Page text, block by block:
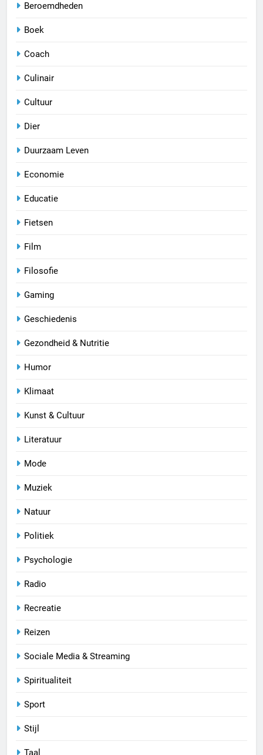
Beroemdheden
Boek
Coach
Culinair
Cultuur
Dier
Duurzaam Leven
Economie
Educatie
Fietsen
Film
Filosofie
Gaming
Geschiedenis
Gezondheid & Nutritie
Humor
Klimaat
Kunst & Cultuur
Literatuur
Mode
Muziek
Natuur
Politiek
Psychologie
Radio
Recreatie
Reizen
Sociale Media & Streaming
Spiritualiteit
Sport
Stijl
Taal